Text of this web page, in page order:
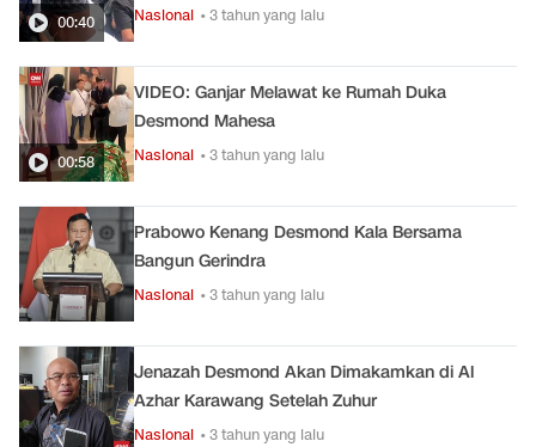
00:40 Nasional • 3 tahun yang lalu
00:58
VIDEO: Ganjar Melawat ke Rumah Duka
Desmond Mahesa
Nasional • 3 tahun yang lalu
Prabowo Kenang Desmond Kala Bersama
Bangun Gerindra
Nasional • 3 tahun yang lalu
Jenazah Desmond Akan Dimakamkan di Al
Azhar Karawang Setelah Zuhur
Nasional • 3 tahun yang lalu